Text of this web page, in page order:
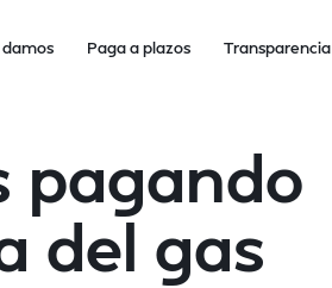
Paga a plazos Transparencia
pagando
del gas